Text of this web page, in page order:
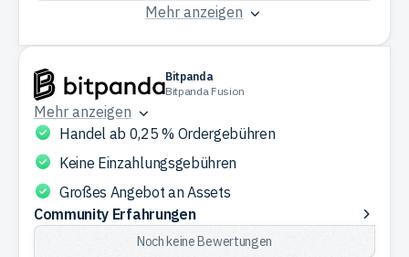
Mehr anzeigen
Bitpanda
Bitpanda Fusion
Mehr anzeigen
Handel ab 0,25 % Ordergebühren
Keine Einzahlungsgebühren
Großes Angebot an Assets
Community
Erfahrungen
Community Erfahrungen
Noch keine Bewertungen